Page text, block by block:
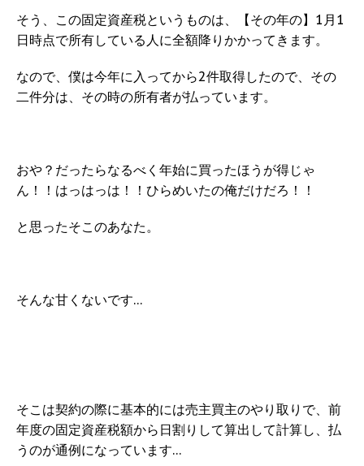
そう、この固定資産税というものは、【その年の】1月1
日時点で所有している人に全額降りかかってきます。
なので、僕は今年に入ってから2件取得したので、その
二件分は、その時の所有者が払っています。
おや？だったらなるべく年始に買ったほうが得じゃ
ん！！はっはっは！！ひらめいたの俺だけだろ！！
と思ったそこのあなた。
そんな甘くないです…
そこは契約の際に基本的には売主買主のやり取りで、前
年度の固定資産税額から日割りして算出して計算し、払
うのが通例になっています…